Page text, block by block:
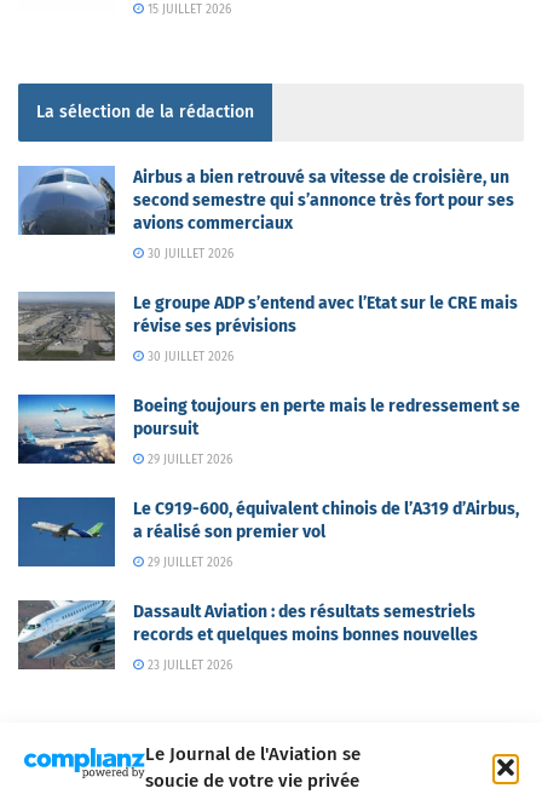
Le Journal de l'Aviation se
soucie de votre vie privée
15 JUILLET 2026
La sélection de la rédaction
Airbus a bien retrouvé sa vitesse de croisière, un
second semestre qui s’annonce très fort pour ses
avions commerciaux
30 JUILLET 2026
Le groupe ADP s’entend avec l’Etat sur le CRE mais
révise ses prévisions
30 JUILLET 2026
Boeing toujours en perte mais le redressement se
poursuit
29 JUILLET 2026
Le C919-600, équivalent chinois de l’A319 d’Airbus,
a réalisé son premier vol
29 JUILLET 2026
Dassault Aviation : des résultats semestriels
records et quelques moins bonnes nouvelles
23 JUILLET 2026